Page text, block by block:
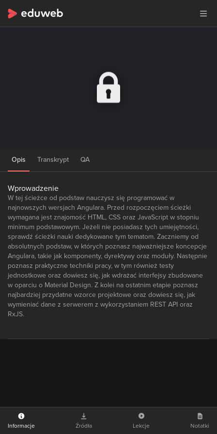
Opis Transkrypt QA
Wprowadzenie
W tej ścieżce od podstaw nauczysz się programować w
najnowszych wersjach Angulara. Przed rozpoczęciem ścieżki
wymagana jest znajomość HTML, CSS oraz JavaScript w stopniu
minimum podstawowym. Jeżeli nie posiadasz tych umiejętności,
sprawdź ścieżki nauki dedykowane tym tematom. Zaczniemy od
absolutnych podstaw, w których poznasz najważniejsze koncepcje
Angulara, takie jak komponenty, dyrektywy oraz moduły. Następnie
poznasz praktyczne techniki pracy, w tym również testy
jednostkowe oraz dowiesz się, jak wdrażać interfejsy zbudowane
w oparciu o Material Design. Z kolei na ostatnim etapie poznasz
najbardziej przydatne wzorce projektowe oraz dowiesz się, jak
wymieniać dane z serwerem z wykorzystaniem REST API oraz
RxJS.
Informacje Źródła Lekcje Notatki